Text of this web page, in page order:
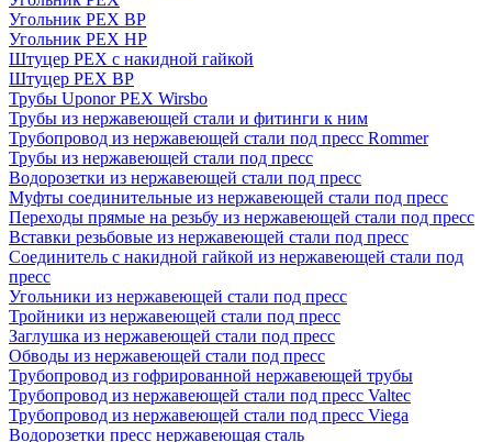
Угольник PEX ВР
Угольник PEX НР
Штуцер PEX c накидной гайкой
Штуцер PEX ВР
Трубы Uponor PEX Wirsbo
Трубы из нержавеющей стали и фитинги к ним
Трубопровод из нержавеющей стали под пресс Rommer
Трубы из нержавеющей стали под пресс
Водорозетки из нержавеющей стали под пресс
Муфты соединительные из нержавеющей стали под пресс
Переходы прямые на резьбу из нержавеющей стали под пресс
Вставки резьбовые из нержавеющей стали под пресс
Соединитель с накидной гайкой из нержавеющей стали под
пресс
Угольники из нержавеющей стали под пресс
Тройники из нержавеющей стали под пресс
Заглушка из нержавеющей стали под пресс
Обводы из нержавеющей стали под пресс
Трубопровод из гофрированной нержавеющей трубы
Трубопровод из нержавеющей стали под пресс Valtec
Трубопровод из нержавеющей стали под пресс Viega
Водорозетки пресс нержавеющая сталь